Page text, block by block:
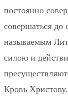
постоянно
совершаться до
называемым
силою и
Кровь